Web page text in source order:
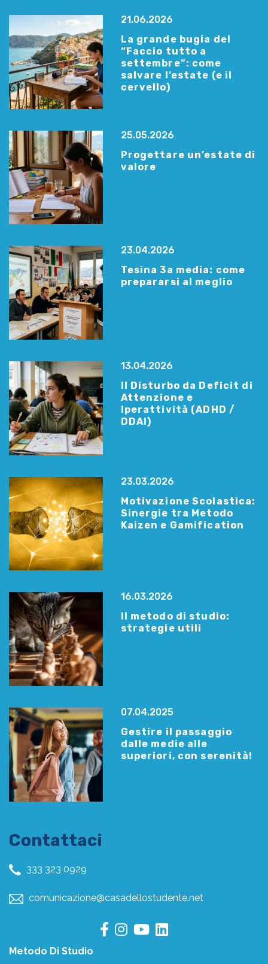
21.06.2026
La grande bugia del
“Faccio tutto a
settembre”: come
salvare l’estate (e il
cervello)
25.05.2026
Progettare un’estate di
valore
23.04.2026
Tesina 3a media: come
prepararsi al meglio
13.04.2026
Il Disturbo da Deficit di
Attenzione e
Iperattività (ADHD /
DDAI)
23.03.2026
Motivazione Scolastica:
Sinergie tra Metodo
Kaizen e Gamification
16.03.2026
Il metodo di studio:
strategie utili
07.04.2025
Gestire il passaggio
dalle medie alle
superiori, con serenità!
Contattaci
333 323 0929
comunicazione@casadellostudente.net
Metodo Di Studio